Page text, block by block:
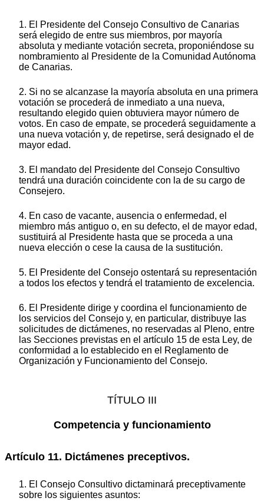
1. El Presidente del Consejo Consultivo de Canarias
será elegido de entre sus miembros, por mayoría
absoluta y mediante votación secreta, proponiéndose su
nombramiento al Presidente de la Comunidad Autónoma
de Canarias.
2. Si no se alcanzase la mayoría absoluta en una primera
votación se procederá de inmediato a una nueva,
resultando elegido quien obtuviera mayor número de
votos. En caso de empate, se procederá seguidamente a
una nueva votación y, de repetirse, será designado el de
mayor edad.
3. El mandato del Presidente del Consejo Consultivo
tendrá una duración coincidente con la de su cargo de
Consejero.
4. En caso de vacante, ausencia o enfermedad, el
miembro más antiguo o, en su defecto, el de mayor edad,
sustituirá al Presidente hasta que se proceda a una
nueva elección o cese la causa de la sustitución.
5. El Presidente del Consejo ostentará su representación
a todos los efectos y tendrá el tratamiento de excelencia.
6. El Presidente dirige y coordina el funcionamiento de
los servicios del Consejo y, en particular, distribuye las
solicitudes de dictámenes, no reservadas al Pleno, entre
las Secciones previstas en el artículo 15 de esta Ley, de
conformidad a lo establecido en el Reglamento de
Organización y Funcionamiento del Consejo.
TÍTULO III
Competencia y funcionamiento
Artículo 11. Dictámenes preceptivos.
1. El Consejo Consultivo dictaminará preceptivamente
sobre los siguientes asuntos: